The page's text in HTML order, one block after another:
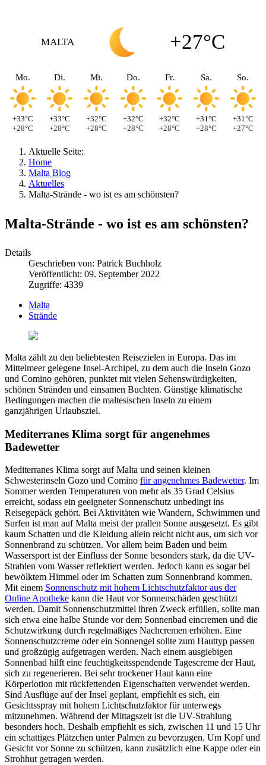
MALTA +27°C
Mo.
+33°C
+28°C
Di.
+33°C
+28°C
Mi.
+32°C
+28°C
Do.
+32°C
+28°C
Fr.
+32°C
+28°C
Sa.
+31°C
+28°C
So.
+31°C
+27°C
Aktuelle Seite:
Home
Malta Blog
Aktuelles
Malta-Strände - wo ist es am schönsten?
Malta-Strände - wo ist es am schönsten?
Details
Geschrieben von: Patrick Buchholz
Veröffentlicht: 09. September 2022
Zugriffe: 4339
Malta
Strände
Malta zählt zu den beliebtesten Reisezielen in Europa. Das im
Mittelmeer gelegene Insel-Archipel, zu dem auch die Inseln Gozo
und Comino gehören, punktet mit vielen Sehenswürdigkeiten,
schönen Stränden und einsamen Buchten. Günstige klimatische
Bedingungen machen die maltesischen Inseln zu einem
ganzjährigen Urlaubsziel.
Mediterranes Klima sorgt für angenehmes
Badewetter
Mediterranes Klima sorgt auf Malta und seinen kleinen
Schwesterinseln Gozo und Comino für angenehmes Badewetter. Im
Sommer werden Temperaturen von mehr als 35 Grad Celsius
erreicht, sodass ein geeigneter Sonnenschutz unbedingt ins
Reisegepäck gehört. Bei Aktivitäten wie Wandern, Schwimmen und
Surfen ist man auf Malta meist der prallen Sonne ausgesetzt. Es gibt
kaum Schatten und die Kleidung allein reicht nicht aus, um sich vor
Sonnenbrand zu schützen. Vor allem beim Baden und beim
Wassersport ist der Einfluss der Sonne besonders stark, da die UV-
Strahlen vom Wasser reflektiert werden. Jedoch kann es sogar bei
bewölktem Himmel oder im Schatten zum Sonnenbrand kommen.
Mit einem Sonnenschutz mit hohem Lichtschutzfaktor aus der
Online Apotheke kann die Haut vor Sonnenschäden geschützt
werden. Damit Sonnenschutzmittel ihren Zweck erfüllen, sollte man
sich etwa eine halbe Stunde vor dem Sonnenbad eincremen und die
Schutzwirkung durch regelmäßiges Nachcremen erhöhen. Eine
Sonnenschutzcreme oder ein Sonnengel sollte zum Hauttyp passen
und großzügig aufgetragen werden. Nach einem ausgiebigen
Sonnenbad hilft eine feuchtigkeitsspendende Tagescreme der Haut,
sich zu regenerieren. Bei sehr trockener Haut kann eine
Körperlotion mit rückfettenden Eigenschaften verwendet werden.
Sind Ausflüge auf der Insel geplant, empfiehlt es sich, ein
Gesichtsspray mit hohem Lichtschutzfaktor für unterwegs
mitzunehmen. Während der Mittagszeit ist die UV-Strahlung
besonders hoch. Deshalb empfiehlt es sich, zwischen 11 und 15 Uhr
ein schattiges Plätzchen unter Palmen zu bevorzugen. Um Kopf und
Gesicht vor Sonne zu schützen, kann zusätzlich eine Kappe oder ein
Strohhut getragen werden.